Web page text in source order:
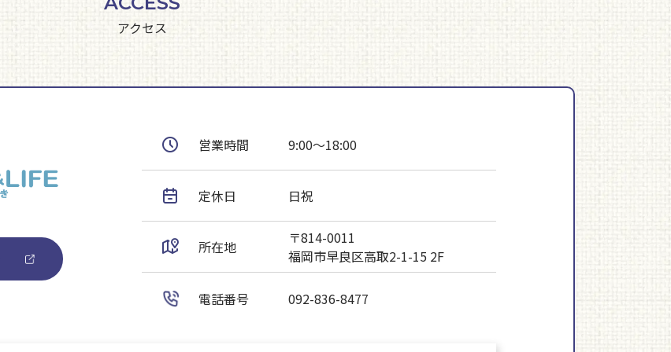
アクセス
営業時間 9:00～18:00
定休日 日祝
所在地
〒814-0011
福岡市早良区高取2-1-15 2F
電話番号 092-836-8477